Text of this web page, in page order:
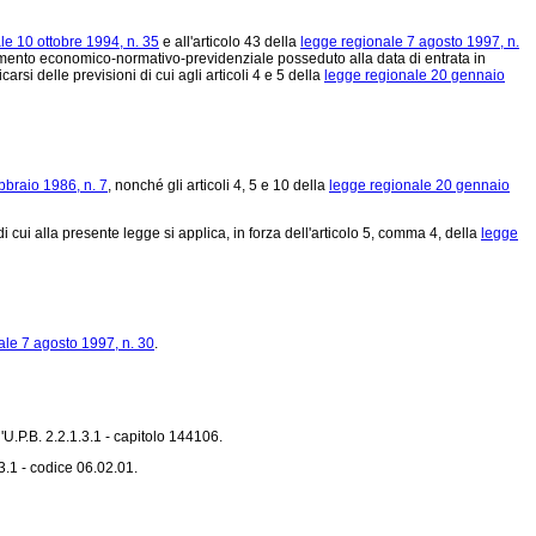
10 ottobre 1994, n. 35 e all'articolo 43 della legge regionale 7 agosto 1997, n.
economico-normativo-previdenziale posseduto alla data di entrata in
delle previsioni di cui agli articoli 4 e 5 della legge regionale 20 gennaio
1986, n. 7, nonché gli articoli 4, 5 e 10 della legge regionale 20 gennaio
alla presente legge si applica, in forza dell'articolo 5, comma 4, della legge
7 agosto 1997, n. 30.
2.2.1.3.1 - capitolo 144106.
- codice 06.02.01.